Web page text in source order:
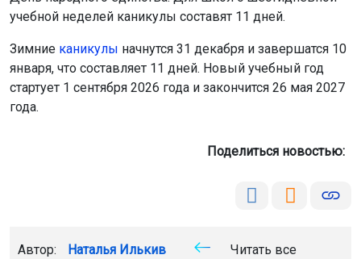
учебной неделей каникулы составят 11 дней.
Зимние каникулы начнутся 31 декабря и завершатся 10
января, что составляет 11 дней. Новый учебный год
стартует 1 сентября 2026 года и закончится 26 мая 2027
года.
Поделиться новостью:
Автор: Наталья Илькив
Читать все